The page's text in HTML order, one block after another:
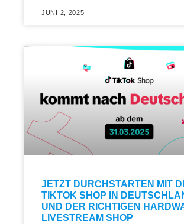
JUNI 2, 2025
JETZT DURCHSTARTEN MIT
TIKTOK SHOP IN
UND DER RICHTIGEN
LIVESTREAM SHOP